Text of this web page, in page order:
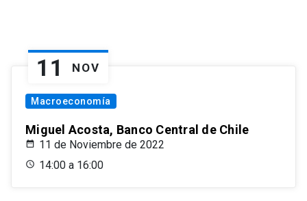
11 NOV
Macroeconomía
Miguel Acosta, Banco Central de Chile
11 de Noviembre de 2022
14:00 a 16:00